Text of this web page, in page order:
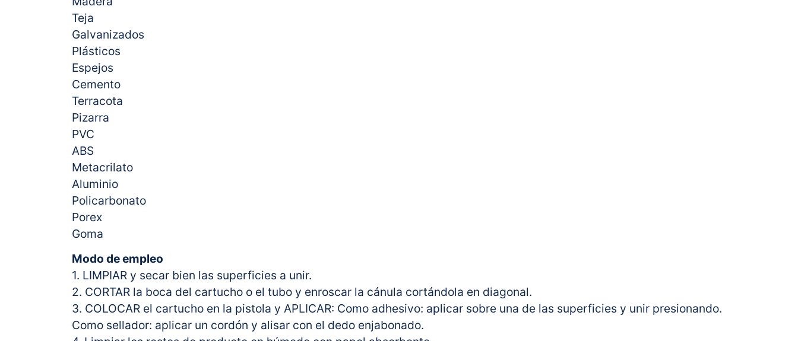
Teja
Galvanizados
Plásticos
Espejos
Cemento
Terracota
Pizarra
PVC
ABS
Metacrilato
Aluminio
Policarbonato
Porex
Goma
Modo de empleo
1. LIMPIAR y secar bien las superficies a unir.
2. CORTAR la boca del cartucho o el tubo y enroscar la cánula cortándola en diagonal.
3. COLOCAR el cartucho en la pistola y APLICAR: Como adhesivo: aplicar sobre una de las superficies y unir presionando.
Como sellador: aplicar un cordón y alisar con el dedo enjabonado.